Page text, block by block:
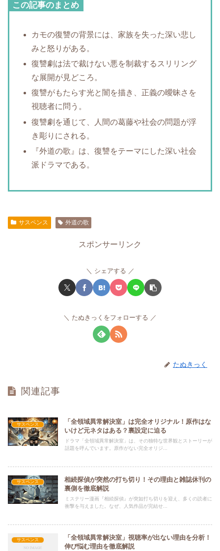
この記事のまとめ
カモの復讐の背景には、家族を失った深い悲し
みと怒りがある。
復讐劇は法で裁けない悪を制裁するスリリング
な展開が見どころ。
復讐がもたらす光と闇を描き、正義の曖昧さを
視聴者に問う。
復讐劇を通じて、人間の葛藤や社会の問題が浮
き彫りにされる。
『外道の歌』は、復讐をテーマにした深い社会
派ドラマである。
サスペンス 外道の歌
スポンサーリンク
シェアする
たぬきっくをフォローする
たぬきっく
関連記事
サスペンス
「全領域異常解決室」は完全オリジナル！原作はな
いけど元ネタはある？裏設定に迫る
ドラマ「全領域異常解決室」は、その独特な世界観とストーリーが
話題を呼んでいます。原作がない完全オリジ...
サスペンス
相続探偵が突然の打ち切り！その理由と雑誌休刊の
裏側を徹底解説
ミステリー漫画『相続探偵』が突如打ち切りを迎え、多くの読者に
衝撃を与えました。なぜ、人気作品が完結せ...
サスペンス
「全領域異常解決室」視聴率が出ない理由を分析！
伸び悩む理由を徹底解説